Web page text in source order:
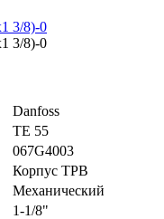
Danfoss
TE 55
067G4003
Корпус ТРВ
Механический
1-1/8"